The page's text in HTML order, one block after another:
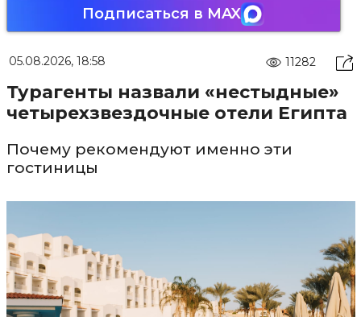
Подписаться в MAX
05.08.2026, 18:58 11282
Турагенты назвали «нестыдные»
четырехзвездочные отели Египта
Почему рекомендуют именно эти
гостиницы